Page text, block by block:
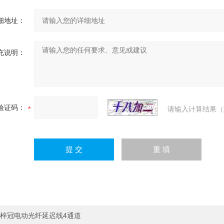
地址：
说明：
证码： 请输入计算结果
梓冠电动光纤延迟线4通道